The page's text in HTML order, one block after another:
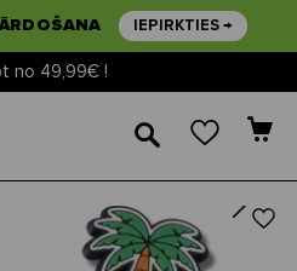
IEPIRKTIES →
no 49,99€ !
🔎
Next